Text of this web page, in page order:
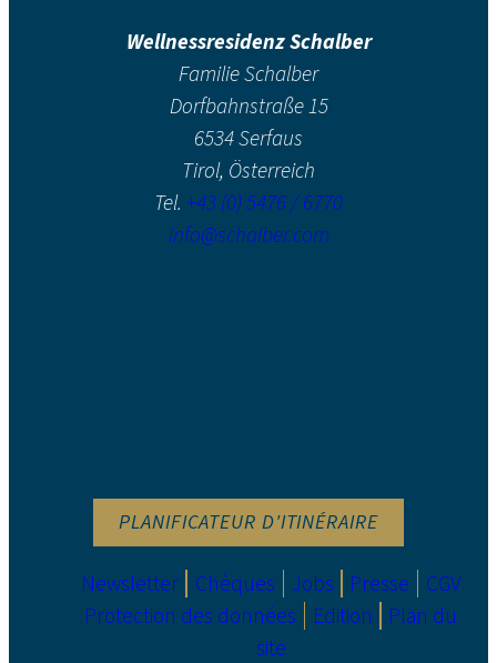
Wellnessresidenz Schalber
Familie Schalber
Dorfbahnstraße 15
6534 Serfaus
Tirol, Österreich
Tel. +43 (0) 5476 / 6770
info@schalber.com
PLANIFICATEUR D'ITINÉRAIRE
Newsletter Chèques Jobs Presse
CGV
Protection des données
Edition
Plan du
site